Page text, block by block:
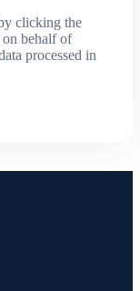
clicking the
on behalf of
processed in